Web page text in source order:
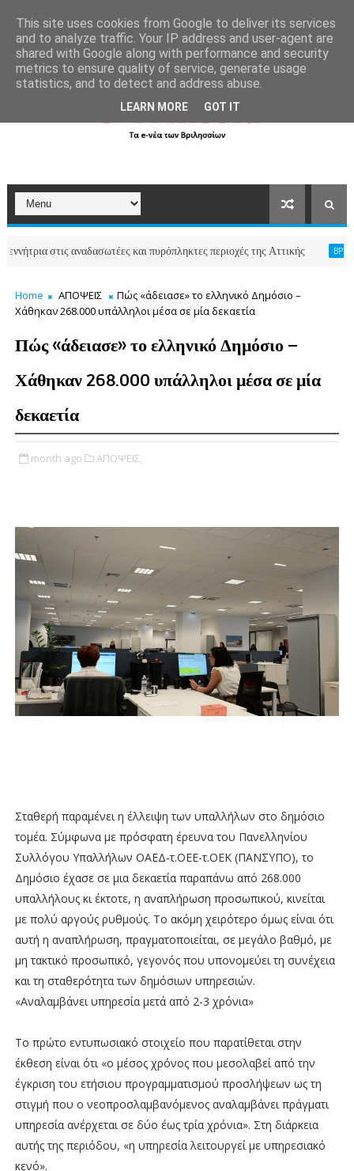
αναδασωτέες και πυρόπληκτες περιοχές της Αττικής ΒΡΙΛΗΣΣΙΑ
Home ΑΠΟΨΕΙΣ
Πώς «άδειασε» το ελληνικό Δημόσιο –
Χάθηκαν 268.000 υπάλληλοι μέσα σε μία δεκαετία
Πώς «άδειασε» το ελληνικό Δημόσιο –
Χάθηκαν 268.000 υπάλληλοι μέσα σε μία
δεκαετία
month ago ΑΠΟΨΕΙΣ,
Σταθερή παραμένει η έλλειψη των υπαλλήλων στο δημόσιο
τομέα. Σύμφωνα με πρόσφατη έρευνα του Πανελληνίου
Συλλόγου Υπαλλήλων ΟΑΕΔ-τ.ΟΕΕ-τ.ΟΕΚ (ΠΑΝΣΥΠΟ), το
Δημόσιο έχασε σε μια δεκαετία παραπάνω από 268.000
υπαλλήλους κι έκτοτε, η αναπλήρωση προσωπικού, κινείται
με πολύ αργούς ρυθμούς. Το ακόμη χειρότερο όμως είναι ότι
αυτή η αναπλήρωση, πραγματοποιείται, σε μεγάλο βαθμό, με
μη τακτικό προσωπικό, γεγονός που υπονομεύει τη συνέχεια
και τη σταθερότητα των δημόσιων υπηρεσιών.
«Αναλαμβάνει υπηρεσία μετά από 2-3 χρόνια»
Το πρώτο εντυπωσιακό στοιχείο που παρατίθεται στην
έκθεση είναι ότι «ο μέσος χρόνος που μεσολαβεί από την
έγκριση του ετήσιου προγραμματισμού προσλήψεων ως τη
στιγμή που ο νεοπροσλαμβανόμενος αναλαμβάνει πράγματι
υπηρεσία ανέρχεται σε δύο έως τρία χρόνια». Στη διάρκεια
αυτής της περιόδου, «η υπηρεσία λειτουργεί με υπηρεσιακό
κενό».
This site uses cookies from Google to deliver its services
and to analyze traffic. Your IP address and user-agent are
shared with Google along with performance and security
metrics to ensure quality of service, generate usage
statistics, and to detect and address abuse.
LEARN MORE GOT IT